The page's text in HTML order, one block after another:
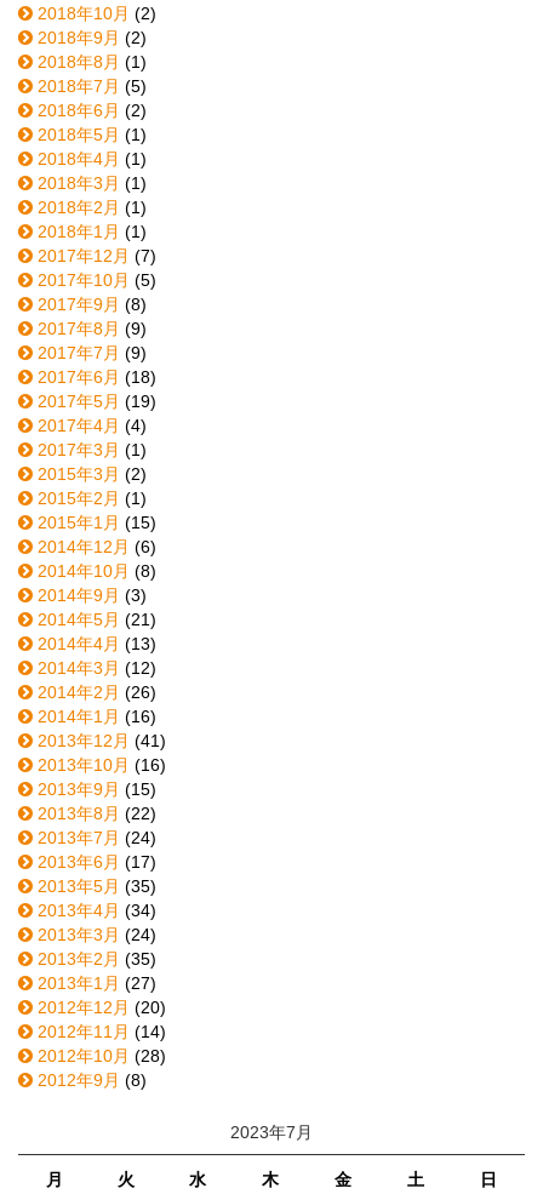
2018年10月 (2)
2018年9月 (2)
2018年8月 (1)
2018年7月 (5)
2018年6月 (2)
2018年5月 (1)
2018年4月 (1)
2018年3月 (1)
2018年2月 (1)
2018年1月 (1)
2017年12月 (7)
2017年10月 (5)
2017年9月 (8)
2017年8月 (9)
2017年7月 (9)
2017年6月 (18)
2017年5月 (19)
2017年4月 (4)
2017年3月 (1)
2015年3月 (2)
2015年2月 (1)
2015年1月 (15)
2014年12月 (6)
2014年10月 (8)
2014年9月 (3)
2014年5月 (21)
2014年4月 (13)
2014年3月 (12)
2014年2月 (26)
2014年1月 (16)
2013年12月 (41)
2013年10月 (16)
2013年9月 (15)
2013年8月 (22)
2013年7月 (24)
2013年6月 (17)
2013年5月 (35)
2013年4月 (34)
2013年3月 (24)
2013年2月 (35)
2013年1月 (27)
2012年12月 (20)
2012年11月 (14)
2012年10月 (28)
2012年9月 (8)
2023年7月
月 火 水 木 金 土 日